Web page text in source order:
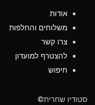
אודות
משלוחים והחלפות
צרו קשר
להצטרף למועדון
חיפוש
סטודיו שחרית©